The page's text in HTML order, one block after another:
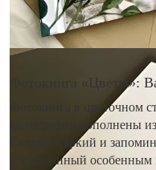
Фотокнига «Цветы»:
Фотокнига в цветочном
фотографии дополнены
Создайте яркий и
посвященный